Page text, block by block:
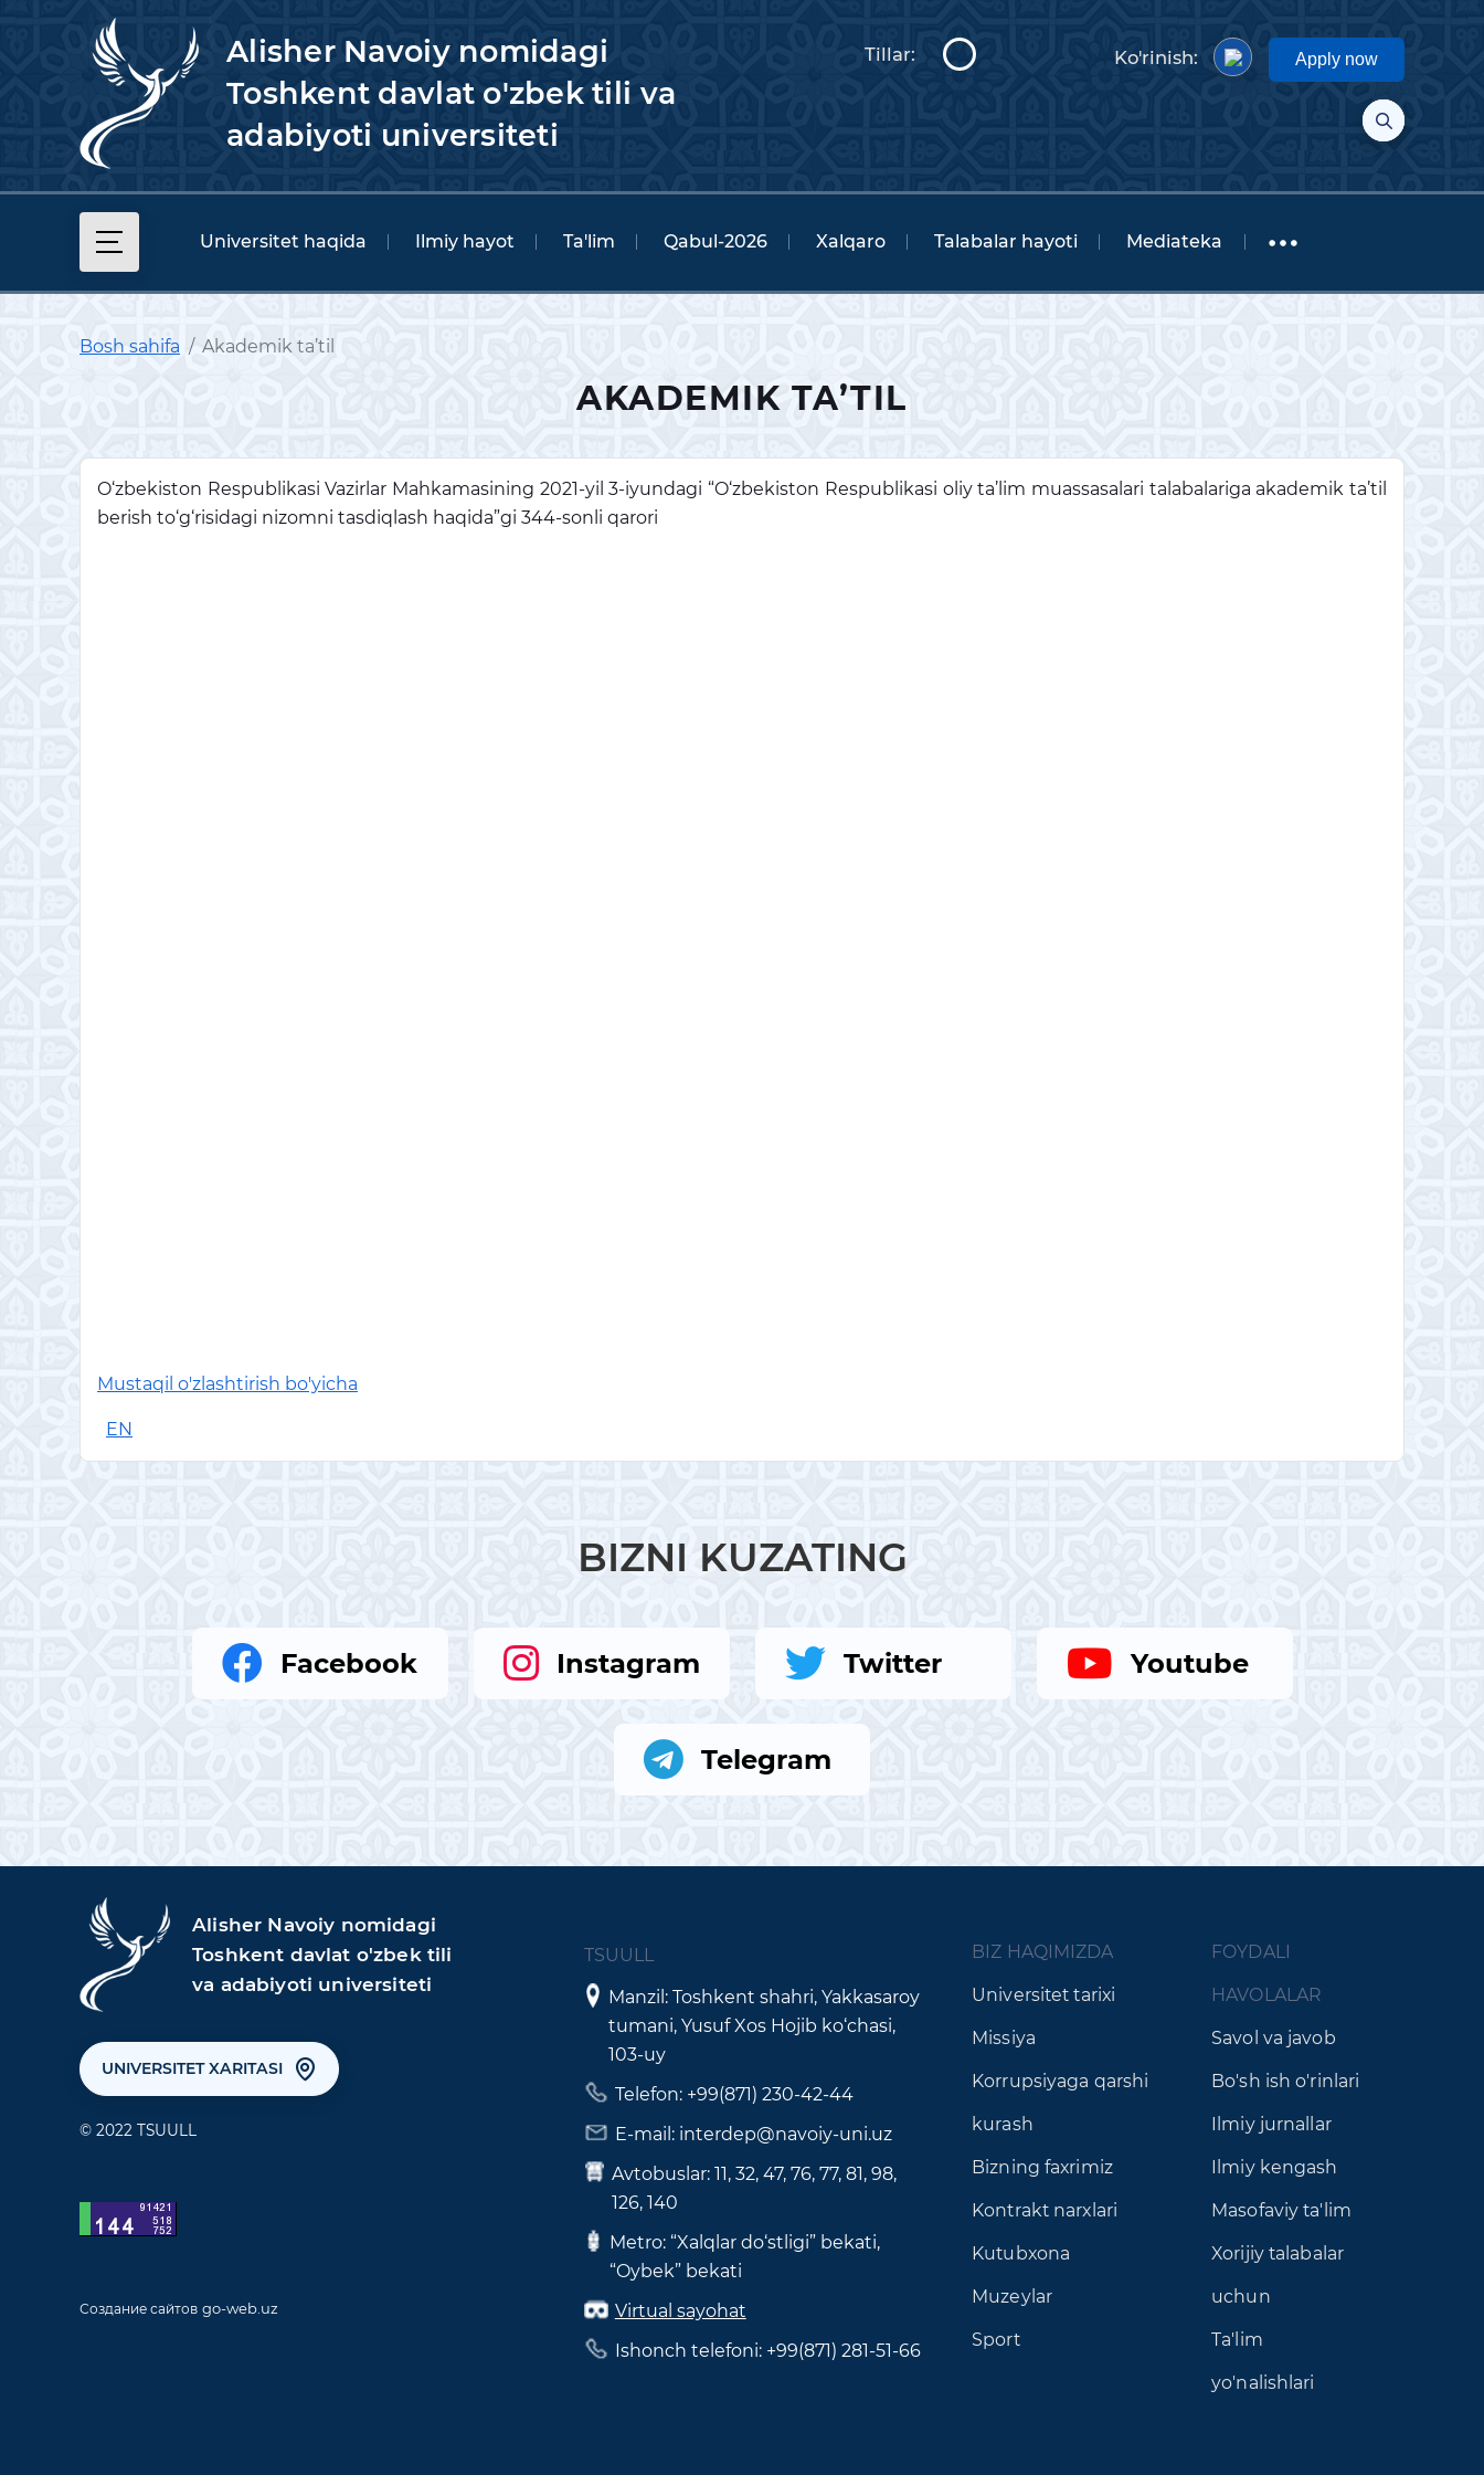
Alisher Navoiy nomidagi
Toshkent davlat o'zbek tili va
adabiyoti universiteti
Tillar: Ko'rinish: Apply now
Universitet haqida Ilmiy hayot Ta'lim Qabul-2026 Xalqaro Talabalar hayoti Mediateka
Bosh sahifa Akademik ta’til
AKADEMIK TA’TIL
O‘zbekiston Respublikasi Vazirlar Mahkamasining 2021-yil 3-iyundagi “O‘zbekiston Respublikasi oliy ta’lim muassasalari talabalariga akademik ta’til
berish to‘g‘risidagi nizomni tasdiqlash haqida”gi 344-sonli qarori
Mustaqil o'zlashtirish bo'yicha
EN
BIZNI KUZATING
Facebook Instagram Twitter Youtube
Telegram
Alisher Navoiy nomidagi
Toshkent davlat o'zbek tili
va adabiyoti universiteti
UNIVERSITET XARITASI
© 2022 TSUULL
Создание сайтов go-web.uz
TSUULL
Manzil: Toshkent shahri, Yakkasaroy
tumani, Yusuf Xos Hojib ko‘chasi,
103-uy
Telefon: +99(871) 230-42-44
E-mail: interdep@navoiy-uni.uz
Avtobuslar: 11, 32, 47, 76, 77, 81, 98,
126, 140
Metro: “Xalqlar do‘stligi” bekati,
“Oybek” bekati
Virtual sayohat
Ishonch telefoni: +99(871) 281-51-66
BIZ HAQIMIZDA
Universitet tarixi
Missiya
Korrupsiyaga qarshi
kurash
Bizning faxrimiz
Kontrakt narxlari
Kutubxona
Muzeylar
Sport
FOYDALI
HAVOLALAR
Savol va javob
Bo'sh ish o'rinlari
Ilmiy jurnallar
Ilmiy kengash
Masofaviy ta'lim
Xorijiy talabalar
uchun
Ta'lim
yo'nalishlari